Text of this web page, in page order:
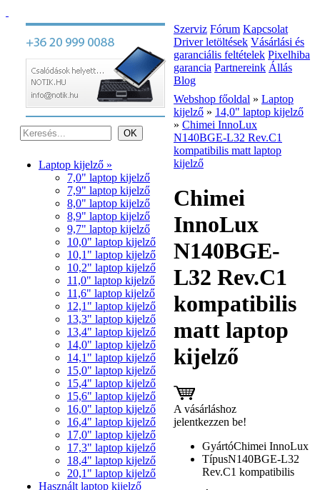
Laptop kijelző »
7,0" laptop kijelző
7,9" laptop kijelző
8,0" laptop kijelző
8,9" laptop kijelző
9,7" laptop kijelző
10,0" laptop kijelző
10,1" laptop kijelző
10,2" laptop kijelző
11,0" laptop kijelző
11,6" laptop kijelző
12,1" laptop kijelző
13,3" laptop kijelző
13,4" laptop kijelző
14,0" laptop kijelző
14,1" laptop kijelző
15,0" laptop kijelző
15,4" laptop kijelző
15,6" laptop kijelző
16,0" laptop kijelző
16,4" laptop kijelző
17,0" laptop kijelző
17,3" laptop kijelző
18,4" laptop kijelző
20,1" laptop kijelző
Használt laptop kijelző
Szerviz Fórum Kapcsolat
Driver letöltések Vásárlási és
garanciális feltételek Pixelhiba
garancia Partnereink Állás
Blog
Webshop főoldal » Laptop
kijelző » 14,0" laptop kijelző
» Chimei InnoLux
N140BGE-L32 Rev.C1
kompatibilis matt laptop
kijelző
Chimei
InnoLux
N140BGE-
L32 Rev.C1
kompatibilis
matt laptop
kijelző
A vásárláshoz
jelentkezzen be!
GyártóChimei InnoLux
TípusN140BGE-L32
Rev.C1 kompatibilis